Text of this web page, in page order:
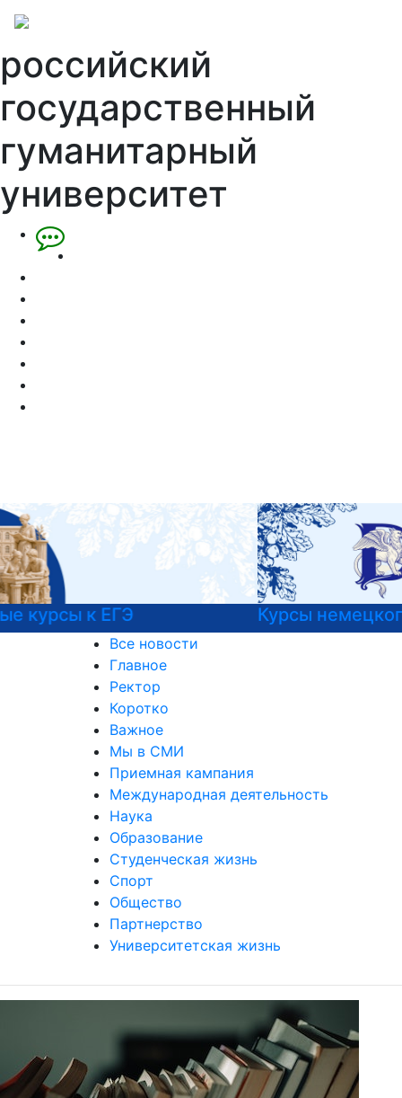
российский
государственный
гуманитарный
университет
Курсы немецкого языка
Все новости
Главное
Ректор
Коротко
Важное
Мы в СМИ
Приемная кампания
Международная деятельность
Наука
Образование
Студенческая жизнь
Спорт
Общество
Партнерство
Университетская жизнь